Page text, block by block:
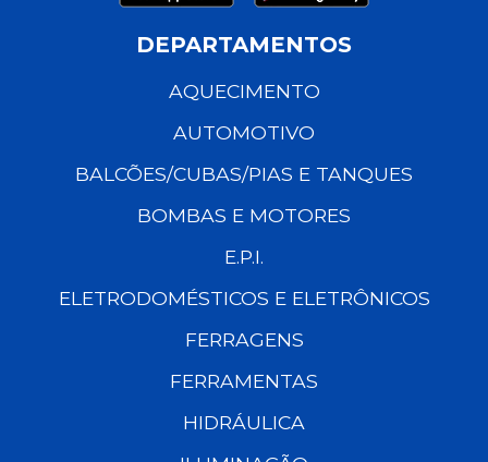
DEPARTAMENTOS
AQUECIMENTO
AUTOMOTIVO
BALCÕES/CUBAS/PIAS E TANQUES
BOMBAS E MOTORES
E.P.I.
ELETRODOMÉSTICOS E ELETRÔNICOS
FERRAGENS
FERRAMENTAS
HIDRÁULICA